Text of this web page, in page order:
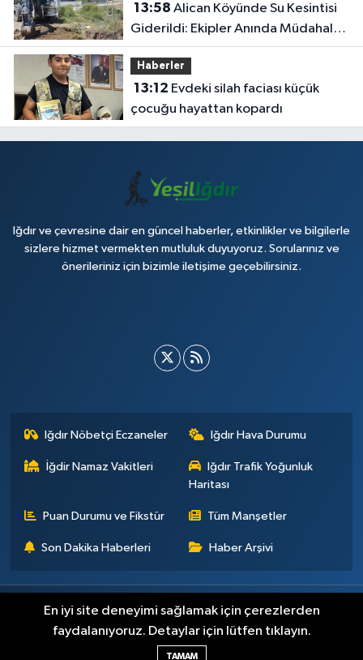
13:58
Giderildi: Ekipler Anında Müdahale
Etti
Haberler
13:12
çocuğu hayattan kopardı
Iğdır ve çevresine dair en güncel haberler, etkinlikler ve bilgilerle
sizlere hizmet vermekten mutluluk duyuyoruz. Sorularınız ve
önerileriniz için bizimle iletişime geçebilirsiniz.
Iğdır Nöbetçi Eczaneler Iğdır Hava Durumu
İğdir Namaz Vakitleri
Iğdır Trafik Yoğunluk
Haritası
Puan Durumu ve Fikstür Tüm Manşetler
Son Dakika Haberleri Haber Arşivi
Künye İletişim Çerez Politikası Gizlilik ilkeleri
Haber Yazılımı:
En iyi site deneyimi sağlamak için çerezlerden
faydalanıyoruz. Detaylar için lütfen tıklayın.
TAMAM